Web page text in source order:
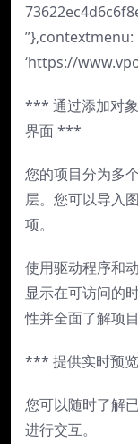
”},contextmenu:
‘https://
*** 通过添加对
界面 ***
您的项目分为多
层。您可以导入
项。
使用驱动程序和
显示在可访问的
性并全面了解项目
*** 提供实时预
您可以随时了解
进行交互。